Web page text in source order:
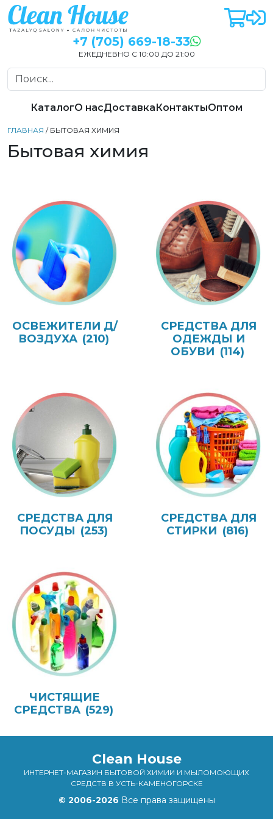
+7 (705) 669-18-33
ЕЖЕДНЕВНО С 10:00 ДО 21:00
КаталогО насДоставкаКонтактыОптом
ГЛАВНАЯ / БЫТОВАЯ ХИМИЯ
Бытовая химия
ОСВЕЖИТЕЛИ Д/
ВОЗДУХА (210)
СРЕДСТВА ДЛЯ
ОДЕЖДЫ И
ОБУВИ (114)
СРЕДСТВА ДЛЯ
ПОСУДЫ (253)
СРЕДСТВА ДЛЯ
СТИРКИ (816)
ЧИСТЯЩИЕ
СРЕДСТВА (529)
Clean House
ИНТЕРНЕТ-МАГАЗИН БЫТОВОЙ ХИМИИ И МЫЛОМОЮЩИХ
СРЕДСТВ В УСТЬ-КАМЕНОГОРСКЕ
© 2006-2026 Все права защищены